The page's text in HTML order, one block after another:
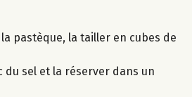
pastèque, la tailler en cubes de
du sel et la réserver dans un